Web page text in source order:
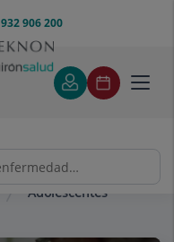
932 906 200
Adolescentes